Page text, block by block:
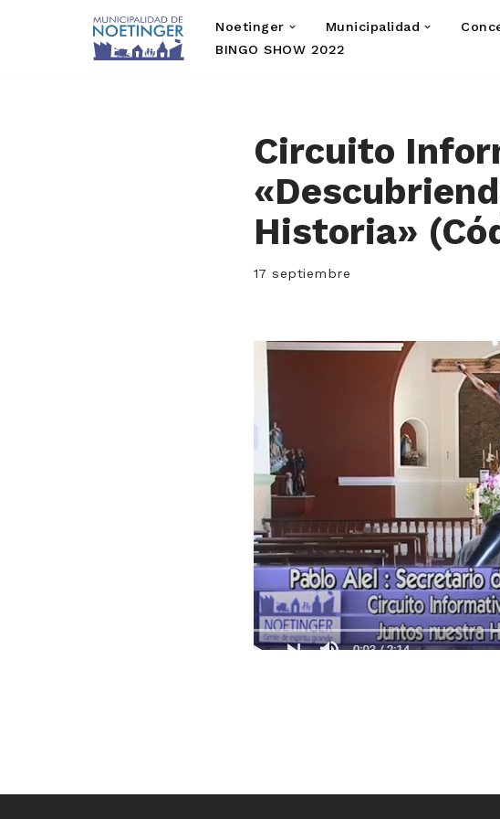
Noetinger Municipalidad
BINGO SHOW 2022
Circuito
Historia»
17 septiembre